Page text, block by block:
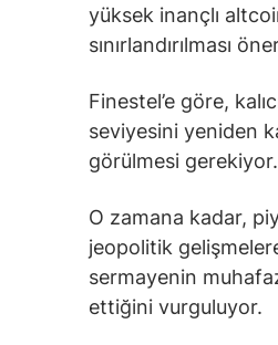
yüksek inançlı
sınırlandırılması
Finestel’e göre,
seviyesini yeniden
görülmesi gerekiyor.
O zamana kadar,
jeopolitik
sermayenin
ettiğini vurguluyor.